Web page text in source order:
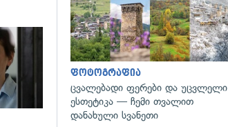
გადახედვა
ფოტოგრაფია
ცვალებადი ფერები და უცვლელი
ესთეტიკა — ჩემი თვალით
დანახული სვანეთი